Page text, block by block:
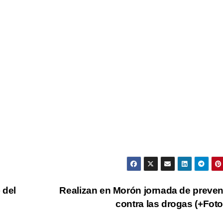
Realizan en Morón jornada de
contra las drogas
del